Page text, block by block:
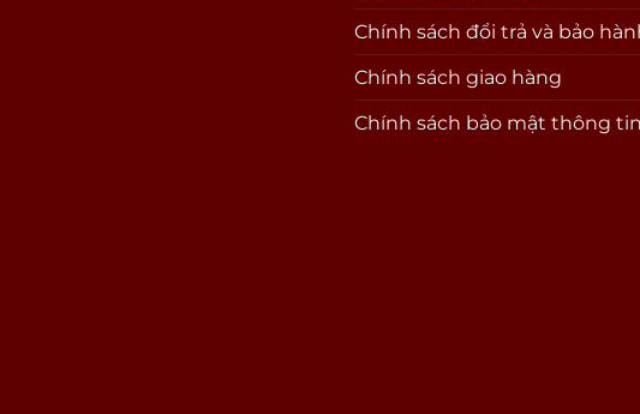
Chính sách đổi trả và bảo
Chính sách giao hàng
Chính sách bảo mật thông tin